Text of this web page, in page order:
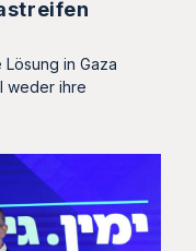
in Gaza
weder ihre